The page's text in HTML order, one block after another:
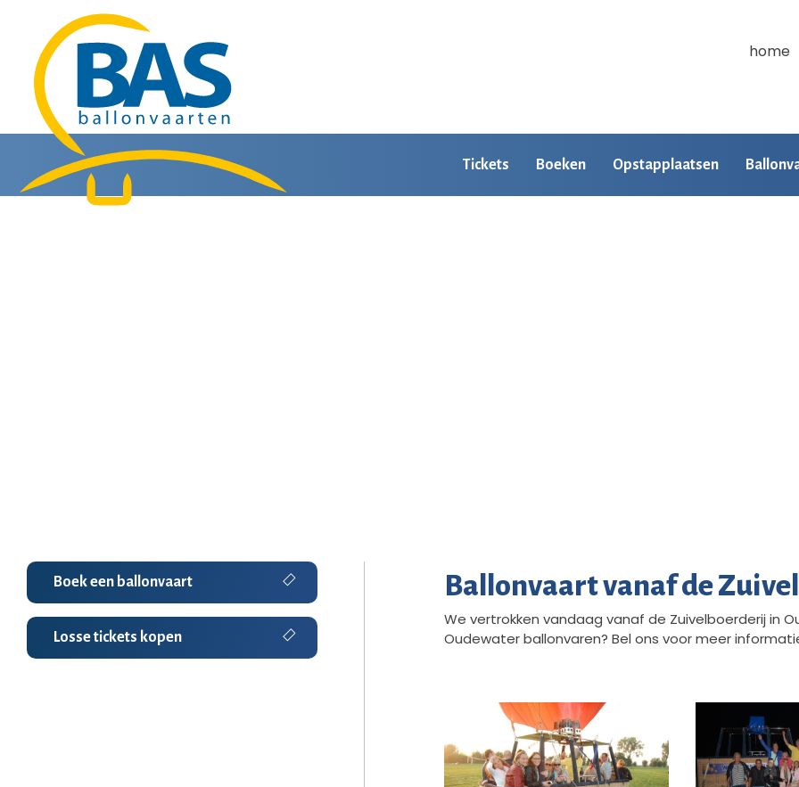
home
Tickets Boeken Opstapplaatsen
Boek een ballonvaart
Losse tickets kopen
Ballonvaart vanaf de
We vertrokken vandaag vanaf de Zuivelboerderij in
Oudewater ballonvaren? Bel ons voor meer